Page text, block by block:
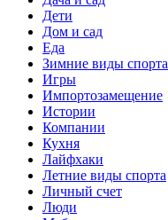
Дети
Дом и сад
Еда
Зимние виды спорта
Игры
Импортозамещение
Истории
Компании
Кухня
Лайфхаки
Летние виды спорта
Личный счет
Люди